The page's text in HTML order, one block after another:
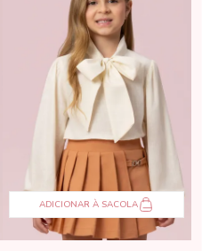
ADICIONAR À SACOLA